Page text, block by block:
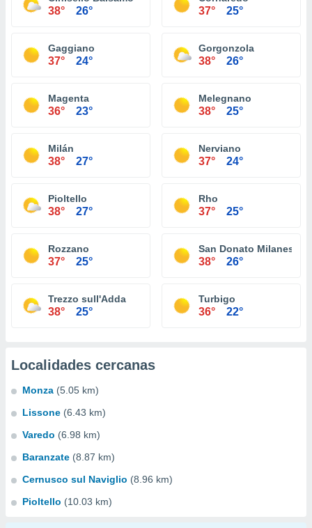
38° 26° 37° 25°
Gaggiano
37° 24°
Gorgonzola
38° 26°
Magenta
36° 23°
Melegnano
38° 25°
Milán
38° 27°
Nerviano
37° 24°
Pioltello
38° 27°
Rho
37° 25°
Rozzano
37° 25°
San Donato Milanese
38° 26°
Trezzo sull'Adda
38° 25°
Turbigo
36° 22°
Localidades cercanas
Monza (5.05 km)
Lissone (6.43 km)
Varedo (6.98 km)
Baranzate (8.87 km)
Cernusco sul Naviglio (8.96 km)
Pioltello (10.03 km)